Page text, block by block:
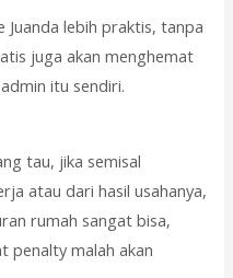
Juanda lebih praktis, tanpa
juga akan menghemat
itu sendiri.
tau, jika semisal
atau dari hasil usahanya,
rumah sangat bisa,
penalty malah akan